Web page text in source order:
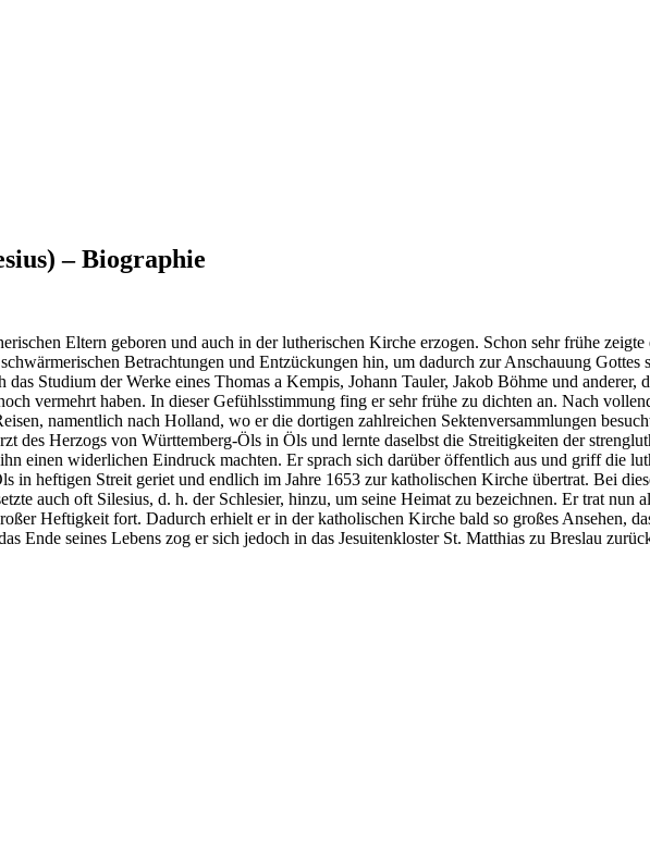
– Biographie
Eltern geboren und auch in der lutherischen Kirche erzogen. Schon sehr frühe
Betrachtungen und Entzückungen hin, um dadurch zur Anschauung
Studium der Werke eines Thomas a Kempis, Johann Tauler, Jakob Böhme und
vermehrt haben. In dieser Gefühlsstimmung fing er sehr frühe zu dichten an. Nach
namentlich nach Holland, wo er die dortigen zahlreichen Sektenversammlungen
des Herzogs von Württemberg-Öls in Öls und lernte daselbst die Streitigkeiten der
einen widerlichen Eindruck machten. Er sprach sich darüber öffentlich aus und griff die
in heftigen Streit geriet und endlich im Jahre 1653 zur katholischen Kirche übertrat. Bei
auch oft Silesius, d. h. der Schlesier, hinzu, um seine Heimat zu bezeichnen. Er trat nun
Heftigkeit fort. Dadurch erhielt er in der katholischen Kirche bald so großes Ansehen,
Ende seines Lebens zog er sich jedoch in das Jesuitenkloster St. Matthias zu Breslau